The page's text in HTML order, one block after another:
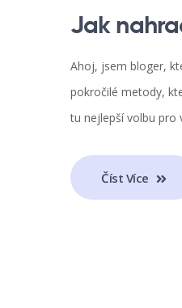
Jak
Ahoj, jsem bloger,
pokročilé metody,
tu nejlepší volbu pro
Číst Více